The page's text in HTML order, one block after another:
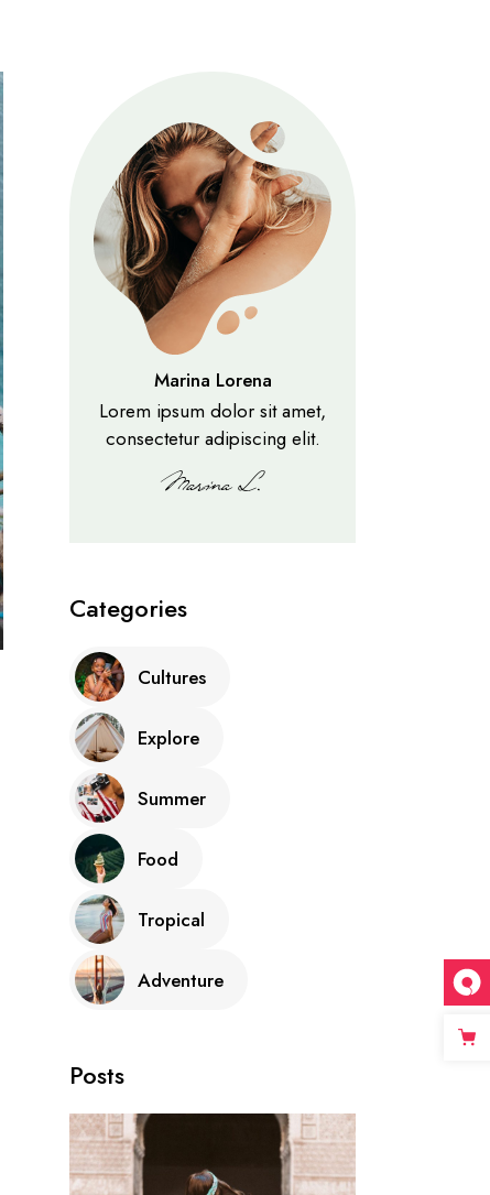
Marina Lorena
Lorem ipsum dolor sit amet,
consectetur adipiscing elit.
Categories
Cultures
Explore
Summer
Food
Tropical
Adventure
Posts